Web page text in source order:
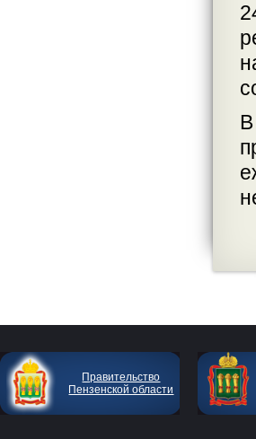
Правительство
Пензенской области